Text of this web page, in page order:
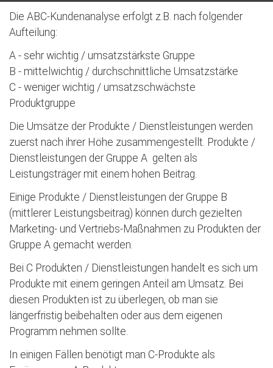
Die ABC-Kundenanalyse erfolgt z.B. nach folgender
Aufteilung:
A - sehr wichtig / umsatzstärkste Gruppe
B - mittelwichtig / durchschnittliche Umsatzstärke
C - weniger wichtig / umsatzschwächste
Produktgruppe
Die Umsätze der Produkte / Dienstleistungen werden
zuerst nach ihrer Höhe zusammengestellt. Produkte /
Dienstleistungen der Gruppe A gelten als
Leistungsträger mit einem hohen Beitrag.
Einige Produkte / Dienstleistungen der Gruppe B
(mittlerer Leistungsbeitrag) können durch gezielten
Marketing- und Vertriebs-Maßnahmen zu Produkten der
Gruppe A gemacht werden.
Bei C Produkten / Dienstleistungen handelt es sich um
Produkte mit einem geringen Anteil am Umsatz. Bei
diesen Produkten ist zu überlegen, ob man sie
längerfristig beibehalten oder aus dem eigenen
Programm nehmen sollte.
In einigen Fällen benötigt man C-Produkte als